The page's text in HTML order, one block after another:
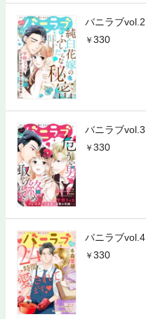
バニラブvol.2
330
バニラブvol.3
330
バニラブvol.4
330